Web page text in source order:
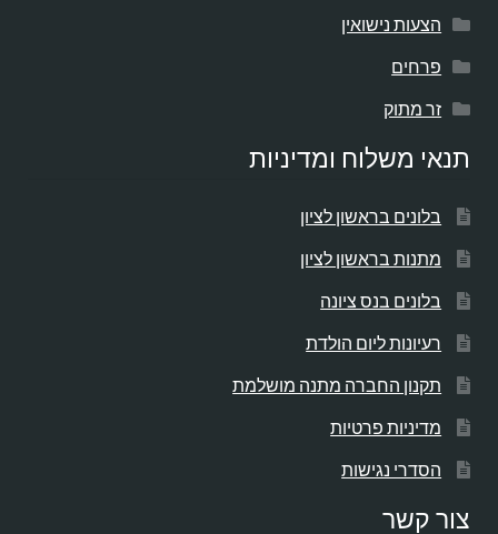
הצעות נישואין
פרחים
זר מתוק
תנאי משלוח ומדיניות
בלונים בראשון לציון
מתנות בראשון לציון
בלונים בנס ציונה
רעיונות ליום הולדת
תקנון החברה מתנה מושלמת
מדיניות פרטיות
הסדרי נגישות
צור קשר